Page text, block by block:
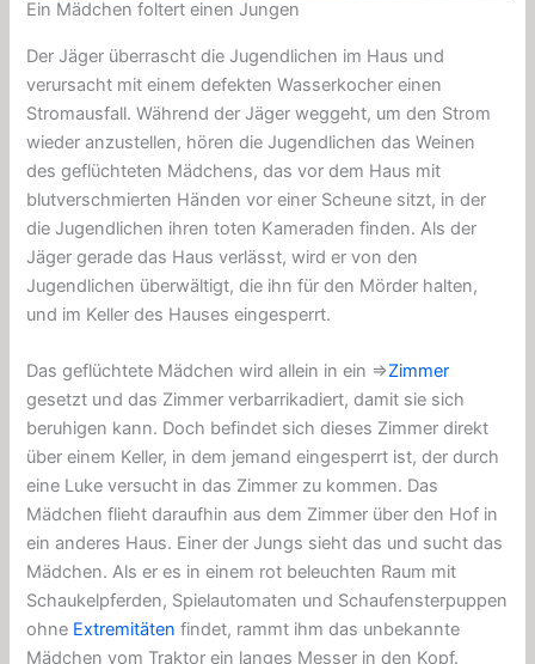
Ein Mädchen foltert einen Jungen
Der Jäger überrascht die Jugendlichen im Haus und
verursacht mit einem defekten Wasserkocher einen
Stromausfall. Während der Jäger weggeht, um den Strom
wieder anzustellen, hören die Jugendlichen das Weinen
des geflüchteten Mädchens, das vor dem Haus mit
blutverschmierten Händen vor einer Scheune sitzt, in der
die Jugendlichen ihren toten Kameraden finden. Als der
Jäger gerade das Haus verlässt, wird er von den
Jugendlichen überwältigt, die ihn für den Mörder halten,
und im Keller des Hauses eingesperrt.
Das geflüchtete Mädchen wird allein in ein ⇒Zimmer
gesetzt und das Zimmer verbarrikadiert, damit sie sich
beruhigen kann. Doch befindet sich dieses Zimmer direkt
über einem Keller, in dem jemand eingesperrt ist, der durch
eine Luke versucht in das Zimmer zu kommen. Das
Mädchen flieht daraufhin aus dem Zimmer über den Hof in
ein anderes Haus. Einer der Jungs sieht das und sucht das
Mädchen. Als er es in einem rot beleuchten Raum mit
Schaukelpferden, Spielautomaten und Schaufensterpuppen
ohne Extremitäten findet, rammt ihm das unbekannte
Mädchen vom Traktor ein langes Messer in den Kopf.